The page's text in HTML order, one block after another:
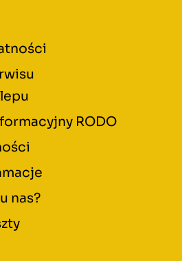
RODO
nas?